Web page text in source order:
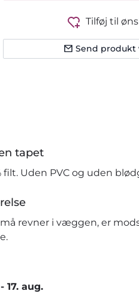
Tilføj til
Send produkt
tapet
filt. Uden PVC og uden
revner i væggen, er
- 17. aug.